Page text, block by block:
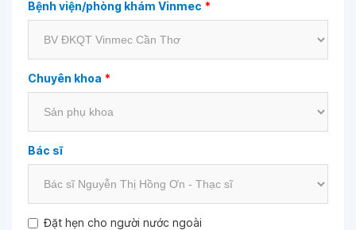
Bệnh viện/phòng khám Vinmec *
Chuyên khoa *
Bác sĩ
Đặt hẹn cho người nước ngoài